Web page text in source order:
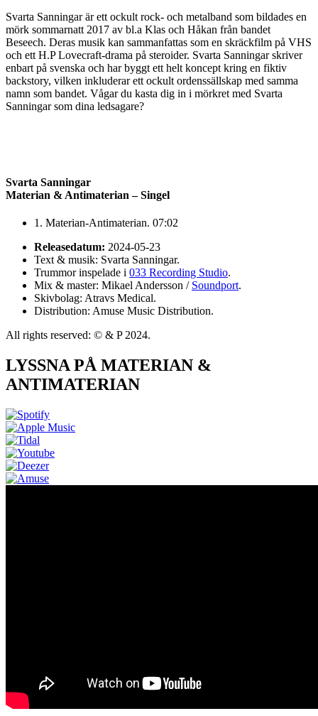
Svarta Sanningar är ett ockult rock- och metalband som bildades en
mörk sommarnatt 2017 av bl.a Klas och Håkan från bandet
Beseech. Deras musik kan sammanfattas som en skräckfilm på VHS
och ett H.P Lovecraft-drama på steroider. Svarta Sanningar skriver
enbart på svenska och har byggt ett helt koncept kring en fiktiv
backstory, vilken inkluderar ett ockult ordenssällskap med samma
namn som bandet. Vågar du kasta dig in i mörkret med Svarta
Sanningar som dina ledsagare?
Svarta Sanningar
Materian & Antimaterian – Singel
1. Materian-Antimaterian. 07:02
Releasedatum: 2024-05-23
Text & musik: Svarta Sanningar.
Trummor inspelade i 033 Recording Studio.
Mix & master: Mikael Andersson / Soundport.
Skivbolag: Atravs Medical.
Distribution: Amuse Music Distribution.
All rights reserved: © & P 2024.
LYSSNA PÅ MATERIAN &
ANTIMATERIAN